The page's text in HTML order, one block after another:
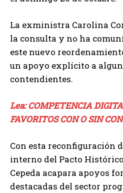
La exministra Carolina
la consulta y no ha
este nuevo
un apoyo explícito a
contendientes.
Lea: COMPETENCIA
FAVORITOS CON O SIN
Con esta reconfiguración
interno del Pacto
Cepeda acapara apoyos
destacadas del sector